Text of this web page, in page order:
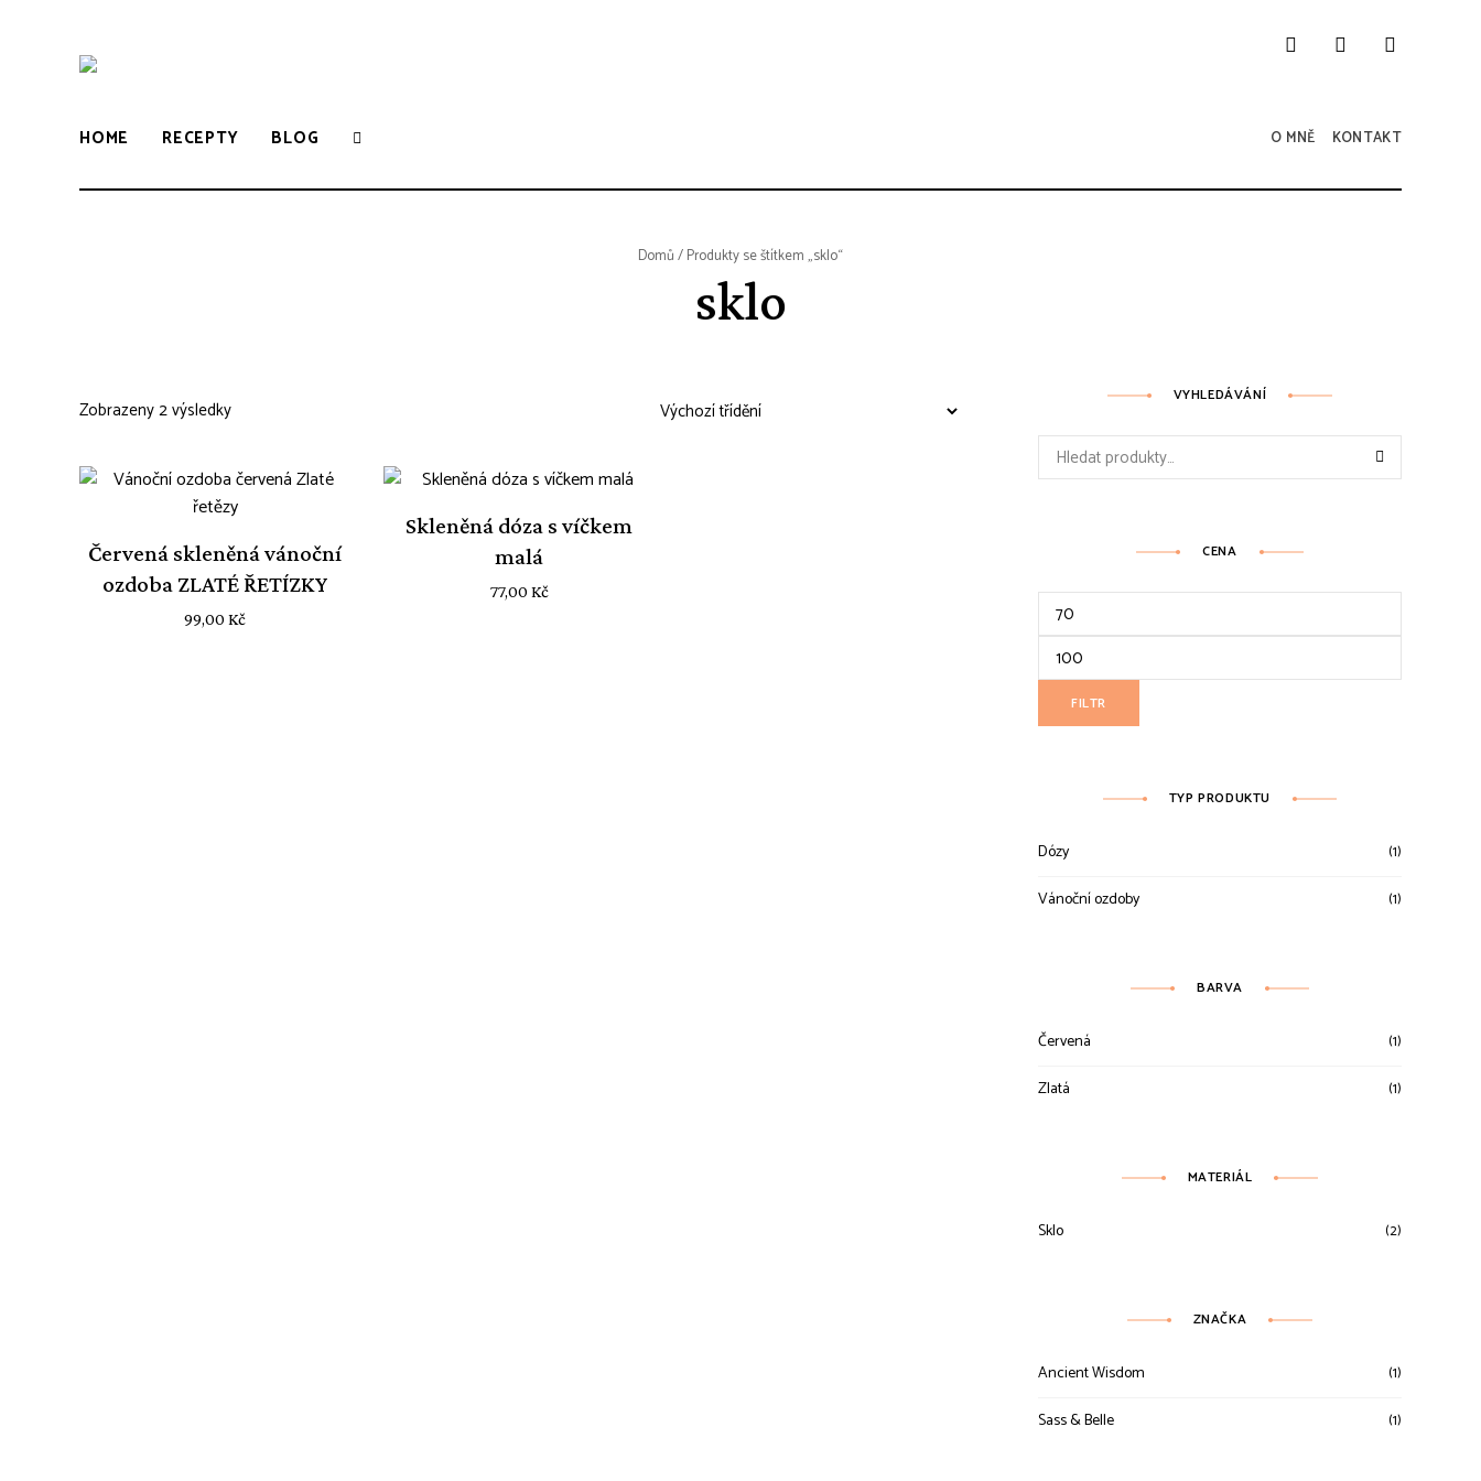
WWW.VUNE-
VANILKY.CZ
Food
zdravém,
tradičním
pečení.
HOME RECEPTY BLOG O MNĚ KONTAKT
Domů/ Produkty se štítkem „sklo“
sklo
Zobrazeny 2 výsledky
Červená skleněná vánoční
ozdoba ZLATÉ ŘETÍZKY
99,00 Kč
Skleněná dóza s víčkem
malá
77,00 Kč
VYHLEDÁVÁNÍ
Hledat:
CENA
Minimální
cena
Maximální
FILTR
TYP PRODUKTU
Dózy (1)
Vánoční ozdoby (1)
BARVA
Červená (1)
Zlatá (1)
MATERIÁL
Sklo (2)
ZNAČKA
Ancient Wisdom (1)
Sass & Belle (1)